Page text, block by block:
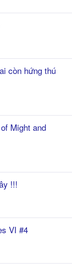
còn hứng thú
Might and
!!!
VI #4